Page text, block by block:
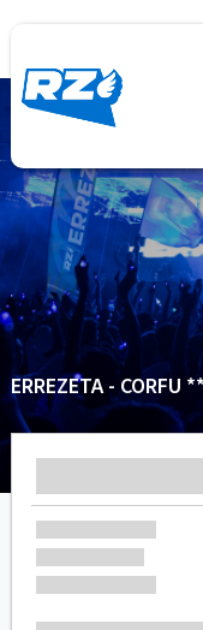
ERREZETA - CORFU